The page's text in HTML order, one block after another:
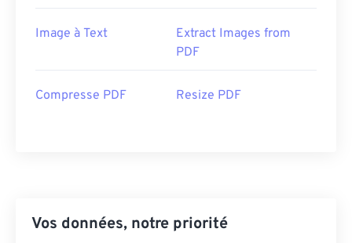
Image à Text
Extract Images from
PDF
Compresse PDF Resize PDF
Vos données, notre priorité